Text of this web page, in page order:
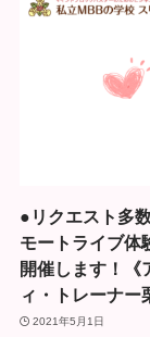
●リクエスト多
モートライブ体
開催します！《
ィ・トレーナー
2021年5月1日